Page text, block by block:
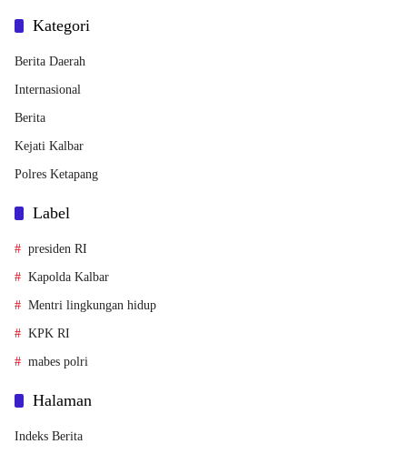
Kategori
Berita Daerah
Internasional
Berita
Kejati Kalbar
Polres Ketapang
Label
presiden RI
Kapolda Kalbar
Mentri lingkungan hidup
KPK RI
mabes polri
Halaman
Indeks Berita